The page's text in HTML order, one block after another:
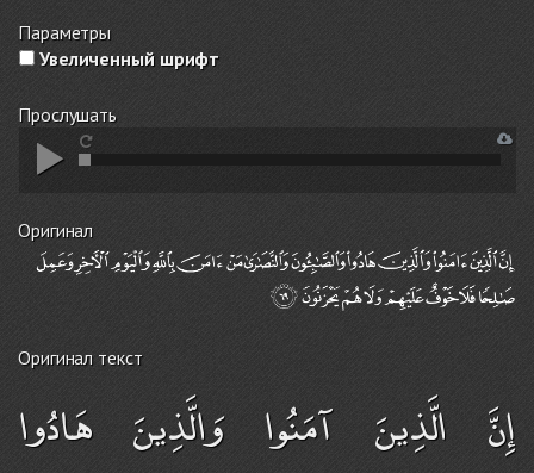
Параметры
Увеличенный шрифт
Прослушать
Оригинал
Оригинал текст
إِنَّ الَّذِينَ آمَنُوا وَالَّذِينَ هَادُوا